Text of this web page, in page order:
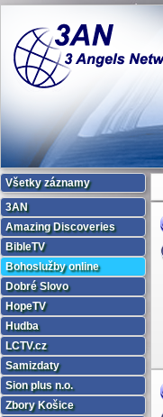
Všetky záznamy
3AN
Amazing Discoveries
BibleTV
Bohoslužby online
Dobré Slovo
HopeTV
Hudba
LCTV.cz
Samizdaty
Sion plus n.o.
Zbory Košice